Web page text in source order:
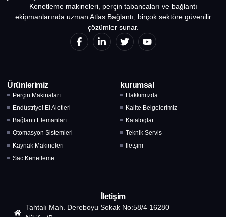
Kenetleme makineleri, perçin tabancaları ve bağlantı
ekipmanlarında uzman Atlas Bağlantı, birçok sektöre güvenilir
çözümler sunar.
Ürünlerimiz
Perçin Makinaları
Endüstriyel El Aletleri
Bağlantı Elemanları
Otomasyon Sistemleri
Kaynak Makineleri
Sac Kenetleme
kurumsal
Hakkımızda
Kalite Belgelerimiz
Kataloglar
Teknik Servis
İletşim
İletişim
Tahtalı Mah. Dereboyu Sokak No:58/4 16280